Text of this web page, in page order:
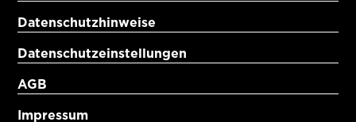
Datenschutzhinweise
Datenschutzeinstellungen
AGB
Impressum